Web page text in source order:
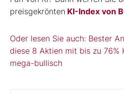
preisgekrönten KI-Index von
Oder lesen Sie auch: Bester
diese 8 Aktien mit bis zu 76%
mega-bullisch